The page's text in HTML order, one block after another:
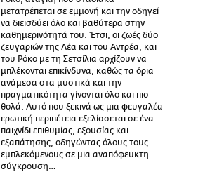
μετατρέπεται σε εμμονή και την οδηγεί
να διεισδύει όλο και βαθύτερα στην
καθημερινότητά του. Έτσι, οι ζωές δύο
ζευγαριών της Λέα και του Αντρέα, και
του Ρόκο με τη Σετσίλια αρχίζουν να
μπλέκονται επικίνδυνα, καθώς τα όρια
ανάμεσα στα μυστικά και την
πραγματικότητα γίνονται όλο και πιο
θολά. Αυτό που ξεκινά ως μια φευγαλέα
ερωτική περιπέτεια εξελίσσεται σε ένα
παιχνίδι επιθυμίας, εξουσίας και
εξαπάτησης, οδηγώντας όλους τους
εμπλεκόμενους σε μια αναπόφευκτη
σύγκρουση…